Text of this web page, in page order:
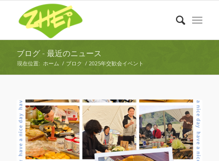
ブログ - 最近のニュース
現在位置: ホーム / ブロク / 2025年交歓会イベント